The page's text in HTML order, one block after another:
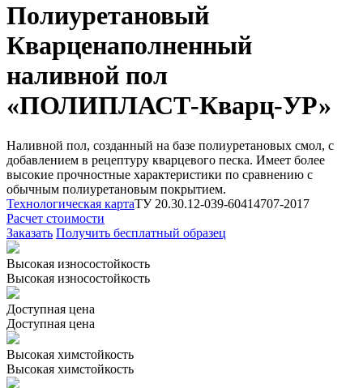
Полиуретановый
Кварценаполненный
наливной пол
«ПОЛИПЛАСТ-Кварц-УР»
Наливной пол, созданный на базе полиуретановых смол, с
добавлением в рецептуру кварцевого песка. Имеет более
высокие прочностные характеристики по сравнению с
обычным полиуретановым покрытием.
Технологическая картаТУ 20.30.12-039-60414707-2017
Расчет стоимости
Заказать Получить бесплатный образец
Высокая износостойкость
Высокая износостойкость
Доступная цена
Доступная цена
Высокая химстойкость
Высокая химстойкость